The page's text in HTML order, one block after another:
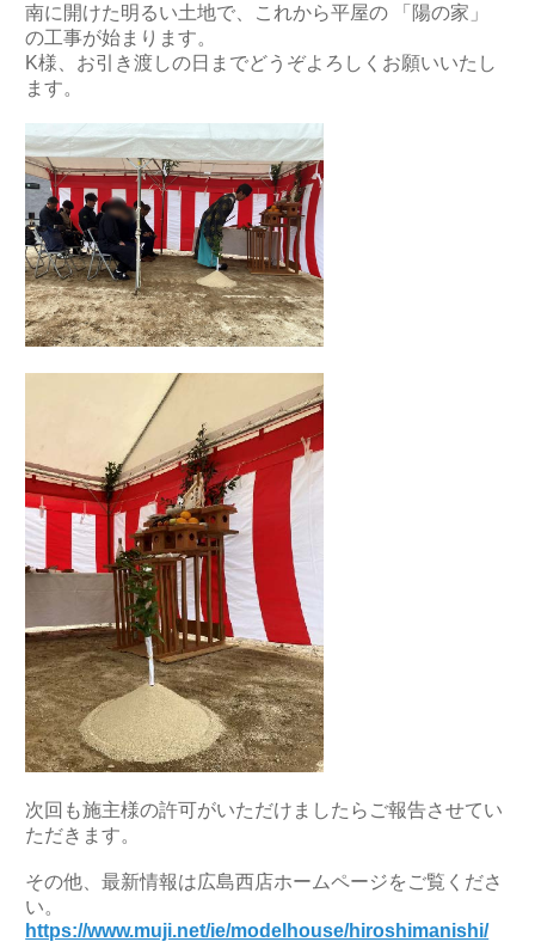
南に開けた明るい土地で、これから平屋の 「陽の家」
の工事が始まります。
K様、お引き渡しの日までどうぞよろしくお願いいたし
ます。
次回も施主様の許可がいただけましたらご報告させてい
ただきます。
その他、最新情報は広島西店ホームページをご覧くださ
い。
https://www.muji.net/ie/modelhouse/hiroshimanishi/